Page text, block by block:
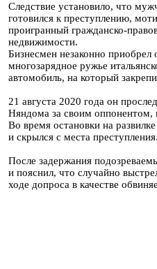
Следствие установило, что
готовился к преступлению,
проигранный гражданско-
недвижимости.
Бизнесмен незаконно приобрел
многозарядное ружье
автомобиль, на который
21 августа 2020 года он
Няндома за своим оппонентом,
Во время остановки на
и скрылся с места преступления.
После задержания
и пояснил, что случайно
ходе допроса в качестве